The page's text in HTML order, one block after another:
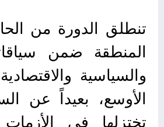
تنطلق الدورة من
المنطقة ضمن
والسياسية
الأوسع، بعيداً عن
تختزلها في